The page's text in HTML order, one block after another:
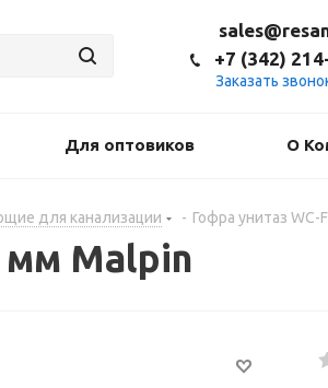
+7 (342)
Заказать
Для оптовиков О
для канализации - Гофра унитаз
мм Malpin